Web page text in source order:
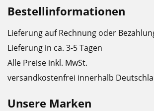
Bestellinformationen
Lieferung auf Rechnung oder
Lieferung in ca. 3-5 Tagen
Alle Preise inkl. MwSt.
versandkostenfrei innerhalb
Unsere Marken